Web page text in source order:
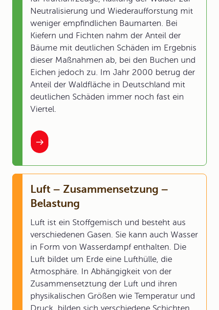
Neutralisierung und Wiederaufforstung mit
weniger empfindlichen Baumarten. Bei
Kiefern und Fichten nahm der Anteil der
Bäume mit deutlichen Schäden im Ergebnis
dieser Maßnahmen ab, bei den Buchen und
Eichen jedoch zu. Im Jahr 2000 betrug der
Anteil der Waldfläche in Deutschland mit
deutlichen Schäden immer noch fast ein
Viertel.
Luft – Zusammensetzung –
Belastung
Luft ist ein Stoffgemisch und besteht aus
verschiedenen Gasen. Sie kann auch Wasser
in Form von Wasserdampf enthalten. Die
Luft bildet um Erde eine Lufthülle, die
Atmosphäre. In Abhängigkeit von der
Zusammensetztung der Luft und ihren
physikalischen Größen wie Temperatur und